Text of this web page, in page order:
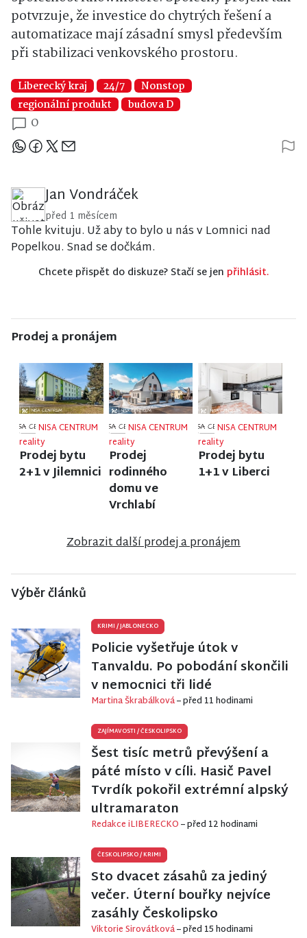
potvrzuje, že investice do chytrých řešení a
automatizace mají zásadní smysl především
při stabilizaci venkovského prostoru.
Liberecký kraj 24/7
Nonstop
regionální produkt
budova D
0
Sdílejte článek
Jan Vondráček
před 1 měsícem
Tohle kvituju. Už aby to bylo u nás v Lomnici nad
Popelkou. Snad se dočkám.
Chcete přispět do diskuze? Stačí se jen přihlásit.
Prodej a pronájem
NISA CENTRUM
reality
Prodej bytu
2+1 v Jilemnici
NISA CENTRUM
reality
Prodej
rodinného
domu ve
Vrchlabí
NISA CENTRUM
reality
Prodej bytu
1+1 v Liberci
Zobrazit další prodej a pronájem
Výběr článků
KRIMI /JABLONECKO
Policie vyšetřuje útok v
Tanvaldu. Po pobodání skončili
v nemocnici tři lidé
Martina Škrabálková– před 11 hodinami
ZAJÍMAVOSTI /ČESKOLIPSKO
Šest tisíc metrů převýšení a
páté místo v cíli. Hasič Pavel
Tvrdík pokořil extrémní alpský
ultramaraton
Redakce iLIBERECKO– před 12 hodinami
ČESKOLIPSKO/KRIMI
Sto dvacet zásahů za jediný
večer. Úterní bouřky nejvíce
zasáhly Českolipsko
Viktorie Sirovátková– před 15 hodinami